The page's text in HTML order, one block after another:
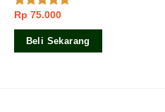
Dinilai
4.33dari
Rp 75.000
Beli Sekarang